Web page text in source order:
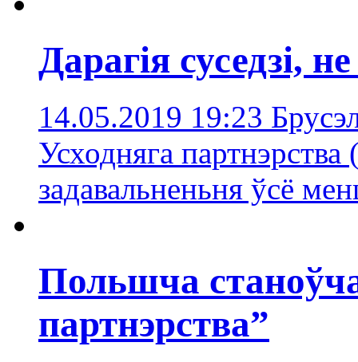
Дарагія суседзі,
14.05.2019 19:23
Усходняга
задавальненьня ўсё
Польшча
партнэрства”